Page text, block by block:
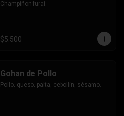
Champiñon furai.
$5.500
Gohan de Pollo
Pollo, queso, palta, cebollín, sésamo.